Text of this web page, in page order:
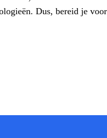
Dus, bereid je